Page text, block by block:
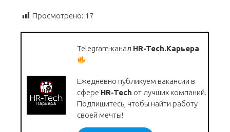
Просмотрено: 17
Telegram-канал HR-Tech.Карьера
Ежедневно публикуем вакансии в
сфере HR-Tech от лучших компаний.
Подпишитесь, чтобы найти работу
своей мечты!